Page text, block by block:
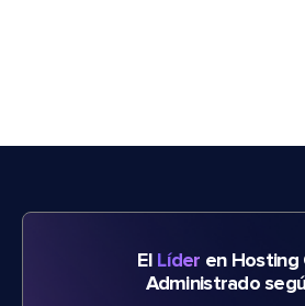
El Líder en Hosting
Administrado